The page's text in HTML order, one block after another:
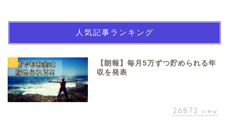
人気記事ランキング
1
【朗報】毎月5万ずつ貯められる年
収を発表
26872 view